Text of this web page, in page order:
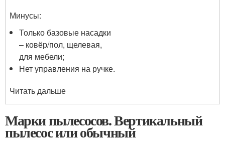
Минусы:
Только базовые насадки
– ковёр/пол, щелевая,
для мебели;
Нет управления на ручке.
Читать дальше
Марки пылесосов. Вертикальный
пылесос или обычный